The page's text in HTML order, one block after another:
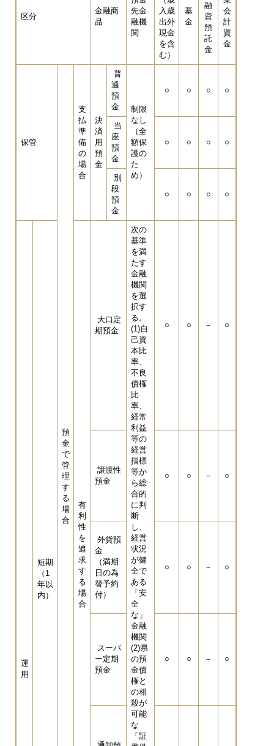
区分
金融商
品
先金
融機
関
入歳
出外
現金
を含
む）
基
金
融
資
預
託
金
会
計
資
金
保管
預
金
で
管
理
す
る
場
合
支
払
準
備
の
場
合
決
済
用
預
金
普
通
預
金
制限
なし
（全
額保
護の
た
め）
○ ○ ○ ○
当
座
預
金
○ ○ ○ ○
別
段
預
金
○ ○ ○ ○
運
用
短期
（1
年以
内）
有
利
性
を
追
求
す
る
場
合
大口定
期預金
次の
基準
を満
たす
金融
機関
を選
択す
る。
(1)自
己資
本比
率、
不良
債権
比
率、
経常
利益
等の
経営
指標
等か
ら総
合的
に判
断
し、
経営
状況
が健
全で
ある
「安
全
な」
金融
機関
(2)県
の預
金債
権と
の相
殺が
可能
な
「証
○ ○ － ○
譲渡性
預金
○ ○ － ○
外貨預
金
（満期
日の為
替予約
付）
○ ○ － ○
スーパ
ー定期
預金
○ ○ － ○